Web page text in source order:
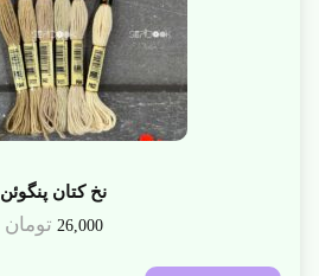
نخ کتان پنگوئن
26,000 تومان